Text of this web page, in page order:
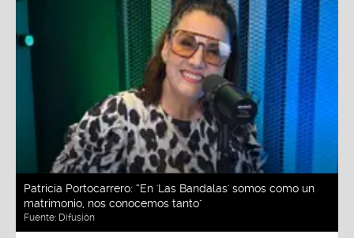
Patricia Portocarrero: “En 'Las Bandalas' somos como un
matrimonio, nos conocemos tanto"
Fuente: Difusión